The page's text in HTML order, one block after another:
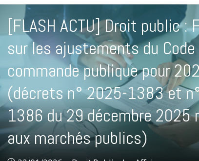
[FLASH ACTU] Droit public :
sur les ajustements du
commande publique pour
(décrets n° 2025-1383 et
1386 du 29 décembre 2025
aux marchés publics)